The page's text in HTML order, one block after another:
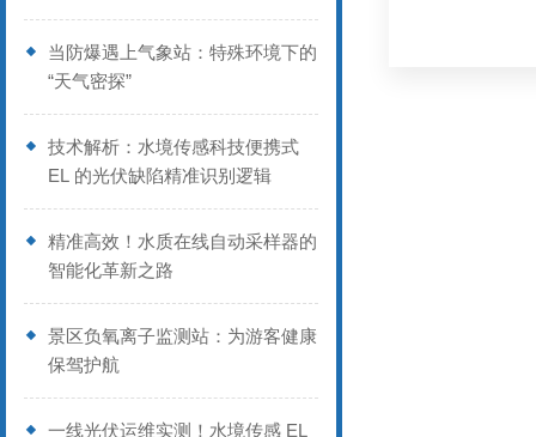
当防爆遇上气象站：特殊环境下的
“天气密探”
技术解析：水境传感科技便携式
EL 的光伏缺陷精准识别逻辑
精准高效！水质在线自动采样器的
智能化革新之路
景区负氧离子监测站：为游客健康
保驾护航
一线光伏运维实测！水境传感 EL